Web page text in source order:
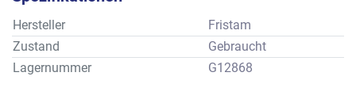
Hersteller
Fristam
Zustand
Gebraucht
Lagernummer
G12868